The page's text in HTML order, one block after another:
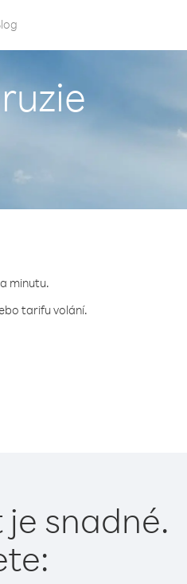
minutu.
tarifu volání.
snadné.